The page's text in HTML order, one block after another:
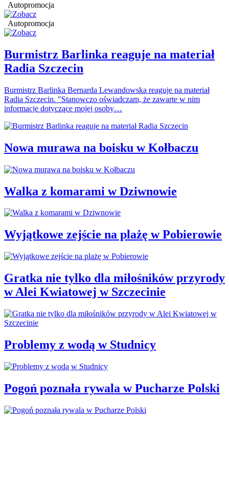
Autopromocja
Autopromocja
Burmistrz Barlinka reaguje na materiał
Radia Szczecin
Burmistrz Barlinka Bernarda Lewandowska reaguje na materiał
Radia Szczecin. "Stanowczo oświadczam, że zawarte w nim
informacje dotyczące mojej osoby…
Nowa murawa na boisku w Kołbaczu
Walka z komarami w Dziwnowie
Wyjątkowe zejście na plażę w Pobierowie
Gratka nie tylko dla miłośników przyrody
w Alei Kwiatowej w Szczecinie
Problemy z wodą w Studnicy
Pogoń poznała rywala w Pucharze Polski